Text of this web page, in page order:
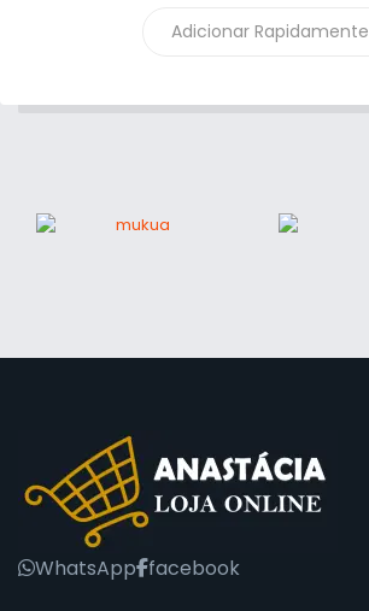
Adicionar Rapidamente
WhatsApp facebook